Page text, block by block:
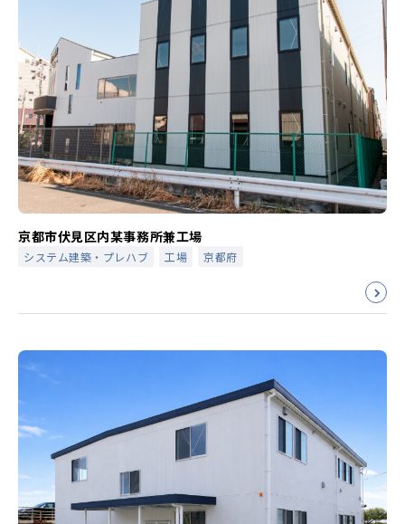
京都市伏見区内某事務所兼工場
システム建築・プレハブ 工場 京都府